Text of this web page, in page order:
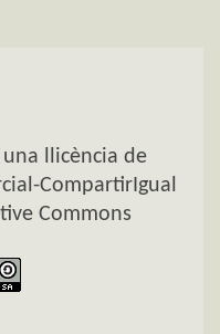
llicència de
CompartirIgual
Commons